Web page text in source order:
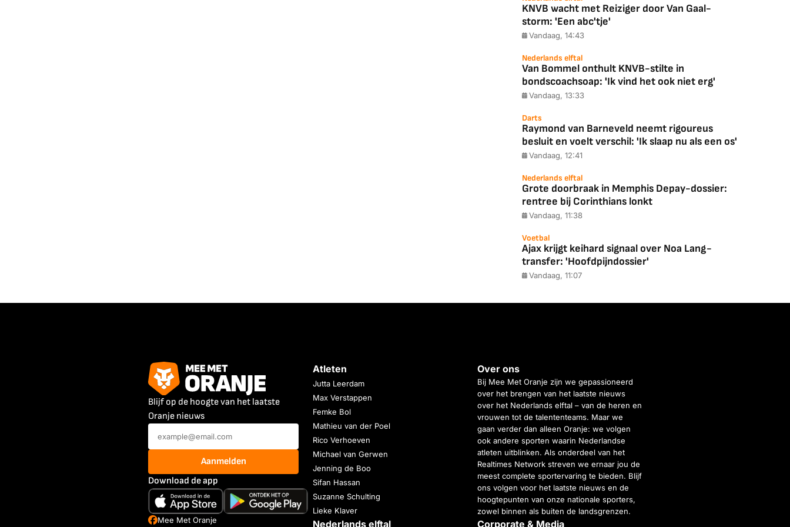
KNVB wacht met Reiziger door Van Gaal-
storm: 'Een abc'tje'
Vandaag, 14:43
Nederlands elftal
Van Bommel onthult KNVB-stilte in
bondscoachsoap: 'Ik vind het ook niet erg'
Vandaag, 13:33
Darts
Raymond van Barneveld neemt rigoureus
besluit en voelt verschil: 'Ik slaap nu als een os'
Vandaag, 12:41
Nederlands elftal
Grote doorbraak in Memphis Depay-dossier:
rentree bij Corinthians lonkt
Vandaag, 11:38
Voetbal
Ajax krijgt keihard signaal over Noa Lang-
transfer: 'Hoofdpijndossier'
Vandaag, 11:07
Blijf op de hoogte van het laatste
Oranje nieuws
Aanmelden
Download de app
Mee Met Oranje
Atleten
Jutta Leerdam
Max Verstappen
Femke Bol
Mathieu van der Poel
Rico Verhoeven
Michael van Gerwen
Jenning de Boo
Sifan Hassan
Suzanne Schulting
Lieke Klaver
Nederlands elftal
Over ons
Bij Mee Met Oranje zijn we gepassioneerd
over het brengen van het laatste nieuws
over het Nederlands elftal – van de heren en
vrouwen tot de talententeams. Maar we
gaan verder dan alleen Oranje: we volgen
ook andere sporten waarin Nederlandse
atleten uitblinken. Als onderdeel van het
Realtimes Network streven we ernaar jou de
meest complete sportervaring te bieden. Blijf
ons volgen voor het laatste nieuws en de
hoogtepunten van onze nationale sporters,
zowel binnen als buiten de landsgrenzen.
Corporate & Media